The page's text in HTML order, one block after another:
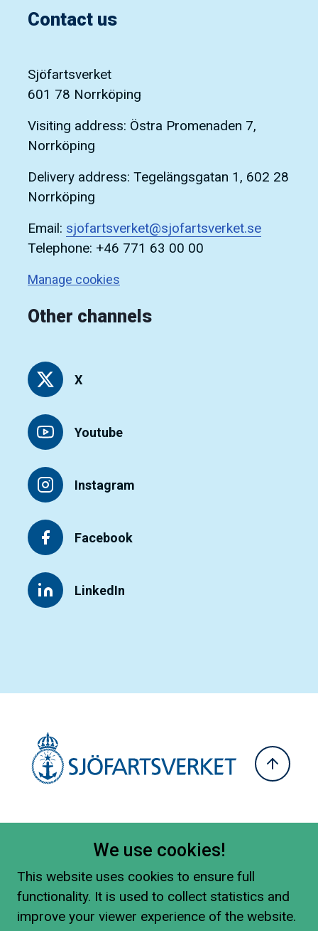
Contact us
Sjöfartsverket
601 78 Norrköping
Visiting address: Östra Promenaden 7,
Norrköping
Delivery address: Tegelängsgatan 1, 602 28
Norrköping
Email: sjofartsverket@sjofartsverket.se
Telephone: +46 771 63 00 00
Manage cookies
Other channels
X
Youtube
Instagram
Facebook
LinkedIn
We use cookies!
This website uses cookies to ensure full
functionality. It is used to collect statistics and
improve your viewer experience of the website.